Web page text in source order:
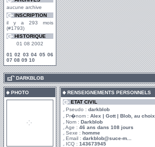
aucune archive
INSCRIPTION
il y a 293 mois
(#1793)
HISTORIQUE
01 08 2002
01 02 03 04 05 06
07 08 09 10
DARKBLOB
PHOTO
RENSEIGNEMENTS PERSONNELS
ETAT CIVIL
Pseudo : darkblob
Pr�nom : Alex | Gott | Blob, au choix
Nom : Darkblob
Age : 46 ans dans 108 jours
Sexe : homme
Email : darkblob@suce-m...
ICQ : 143673945